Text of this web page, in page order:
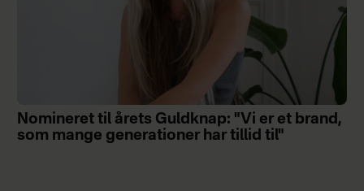
Nomineret til årets Guldknap: "Vi er et brand,
som mange generationer har tillid til"